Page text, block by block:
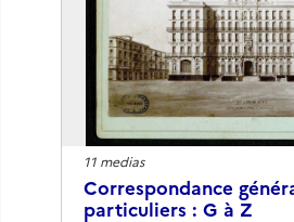
11 medias
Correspondance
particuliers : G à Z